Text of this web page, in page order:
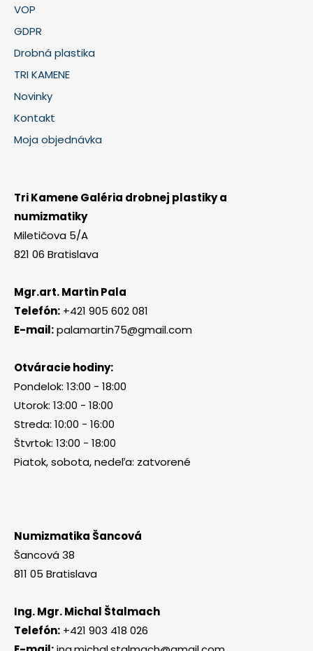
VOP
GDPR
Drobná plastika
TRI KAMENE
Novinky
Kontakt
Moja objednávka
Tri Kamene Galéria drobnej plastiky a
numizmatiky
Miletičova 5/A
821 06 Bratislava
Mgr.art. Martin Pala
Telefón: +421 905 602 081
E-mail:palamartin75@gmail.com
Otváracie hodiny:
Pondelok: 13:00 - 18:00
Utorok: 13:00 - 18:00
Streda: 10:00 - 16:00
Štvrtok: 13:00 - 18:00
Piatok, sobota, nedeľa: zatvorené
Numizmatika Šancová
Šancová 38
811 05 Bratislava
Ing. Mgr. Michal Štalmach
Telefón: +421 903 418 026